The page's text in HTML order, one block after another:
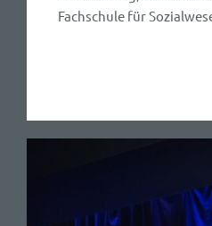
Fachschule für